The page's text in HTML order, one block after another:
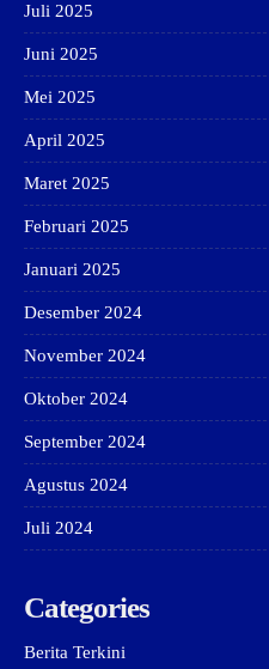
Juli 2025
Juni 2025
Mei 2025
April 2025
Maret 2025
Februari 2025
Januari 2025
Desember 2024
November 2024
Oktober 2024
September 2024
Agustus 2024
Juli 2024
Categories
Berita Terkini